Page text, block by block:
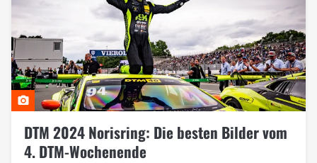
DTM 2024 Norisring: Die besten Bilder vom
4. DTM-Wochenende